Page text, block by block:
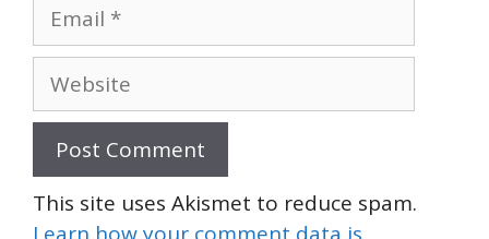
Website
This site uses Akismet to reduce spam.
Learn how your comment data is